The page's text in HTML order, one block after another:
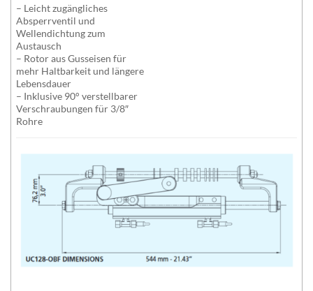
– Leicht zugängliches
Absperrventil und
Wellendichtung zum
Austausch
– Rotor aus Gusseisen für
mehr Haltbarkeit und längere
Lebensdauer
– Inklusive 90° verstellbarer
Verschraubungen für 3/8″
Rohre